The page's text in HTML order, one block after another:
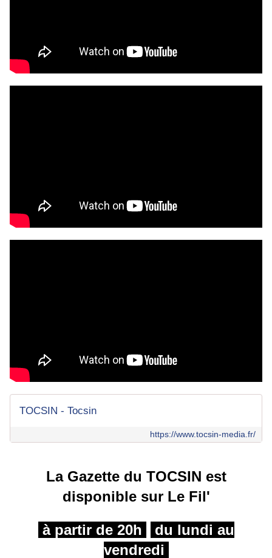
TOCSIN - Tocsin
https://www.tocsin-media.fr/
La Gazette du TOCSIN est
disponible sur Le Fil'
à partir de 20h
du lundi au
vendredi